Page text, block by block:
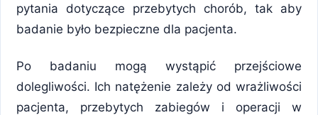
pytania dotyczące przebytych chorób, tak aby
badanie było bezpieczne dla pacjenta.
Po badaniu mogą wystąpić przejściowe
dolegliwości. Ich natężenie zależy od wrażliwości
pacjenta, przebytych zabiegów i operacji w